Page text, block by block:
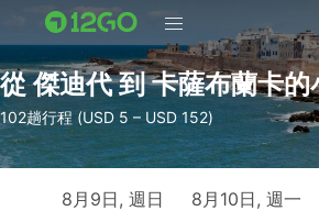
從 傑迪代 到 卡薩布蘭卡的
102趟行程 (USD 5 – USD 152)
8月9日, 週日 8月10日, 週一